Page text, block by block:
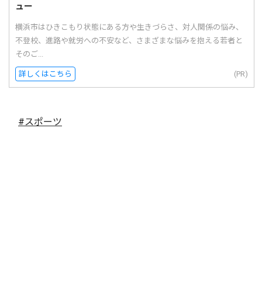
ュー
横浜市はひきこもり状態にある方や生きづらさ、対人関係の悩み、
不登校、進路や就労への不安など、さまざまな悩みを抱える若者と
そのご...
詳しくはこちら (PR)
#スポーツ